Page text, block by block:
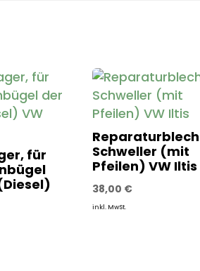
für
Reparaturblech
Schweller (mit
Pfeilen) VW Iltis
38,00 €
inkl. MwSt.